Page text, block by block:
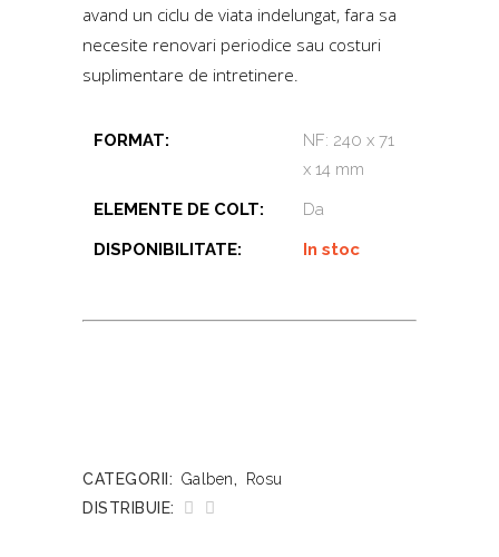
avand un ciclu de viata indelungat, fara sa
necesite renovari periodice sau costuri
suplimentare de intretinere.
FORMAT:
NF: 240 x 71
x 14 mm
ELEMENTE DE COLT:
Da
DISPONIBILITATE:
In stoc
CATEGORII: Galben,
Rosu
DISTRIBUIE: